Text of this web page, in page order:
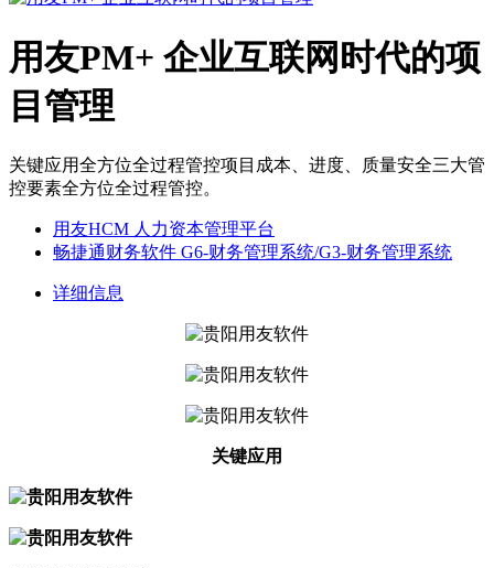
用友PM+ 企业互联网时代的项
目管理
关键应用全方位全过程管控项目成本、进度、质量安全三大管
控要素全方位全过程管控。
用友HCM 人力资本管理平台
畅捷通财务软件 G6-财务管理系统/G3-财务管理系统
详细信息
关键应用